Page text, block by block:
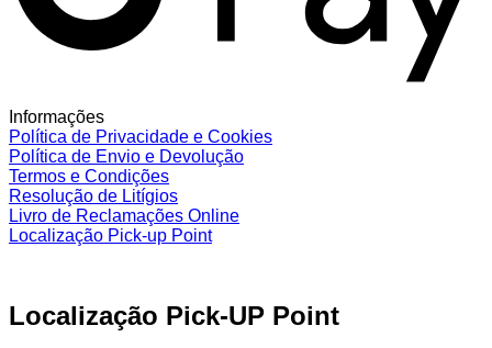
Informações
Política de Privacidade e Cookies
Política de Envio e Devolução
Termos e Condições
Resolução de Litígios
Livro de Reclamações Online
Localização Pick-up Point
Localização Pick-UP Point